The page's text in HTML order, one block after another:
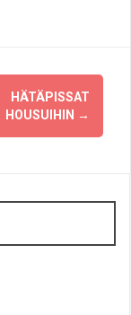
HÄTÄPISSAT
HOUSUIHIN →